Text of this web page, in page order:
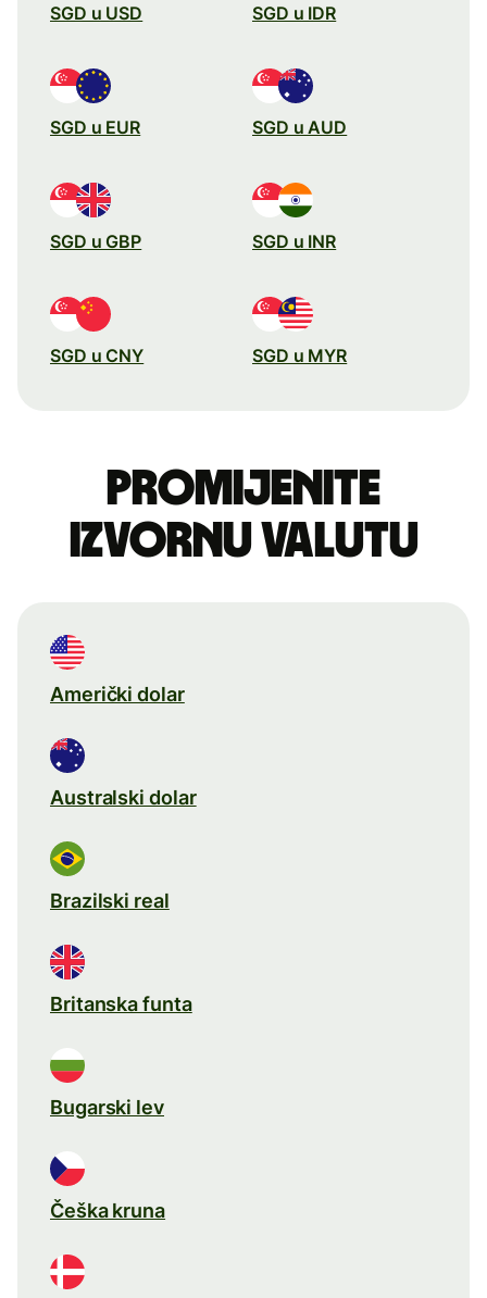
SGD u USD SGD u IDR
SGD u EUR SGD u AUD
SGD u GBP SGD u INR
SGD u CNY SGD u MYR
Promijenite
izvornu valutu
Američki dolar
Australski dolar
Brazilski real
Britanska funta
Bugarski lev
Češka kruna